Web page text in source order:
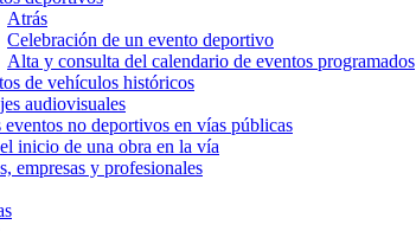
Atrás
Celebración de un evento deportivo
Alta y consulta del calendario de eventos programados
de vehículos históricos
audiovisuales
eventos no deportivos en vías públicas
inicio de una obra en la vía
empresas y profesionales